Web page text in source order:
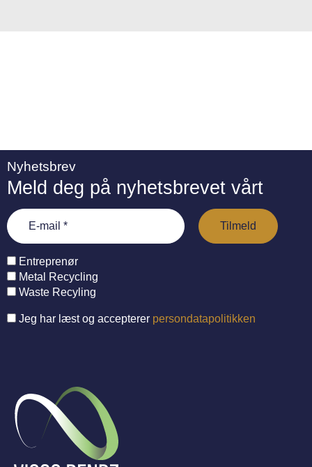
Nyhetsbrev
Meld deg på nyhetsbrevet vårt
Entreprenør
Metal Recycling
Waste Recyling
Jeg har læst og accepterer persondatapolitikken